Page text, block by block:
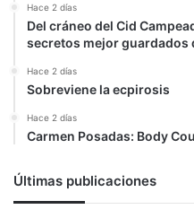
Hace 2 días
Del cráneo del Cid
secretos mejor guardados
Hace 2 días
Sobreviene la ecpirosis
Hace 2 días
Carmen Posadas: Body
Últimas publicaciones